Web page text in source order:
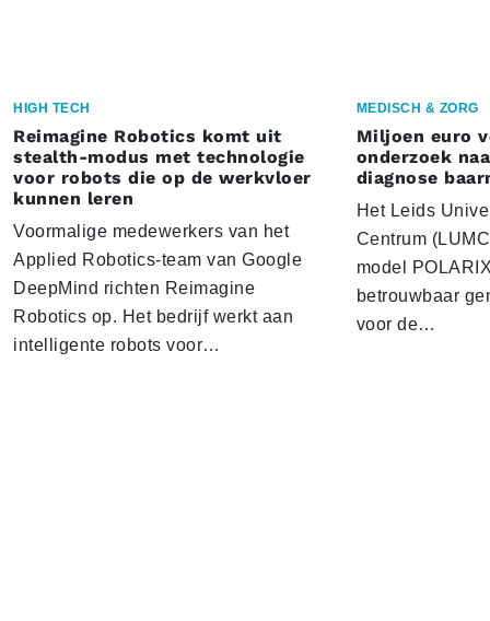
HIGH TECH
Reimagine Robotics komt uit
stealth-modus met technologie
voor robots die op de werkvloer
kunnen leren
Voormalige medewerkers van het
Applied Robotics-team van Google
DeepMind richten Reimagine
Robotics op. Het bedrijf werkt aan
intelligente robots voor…
MEDISCH & ZORG
Miljoen euro
onderzoek
diagnose
Het Leids
Centrum
model
betrouwbaar
voor de…